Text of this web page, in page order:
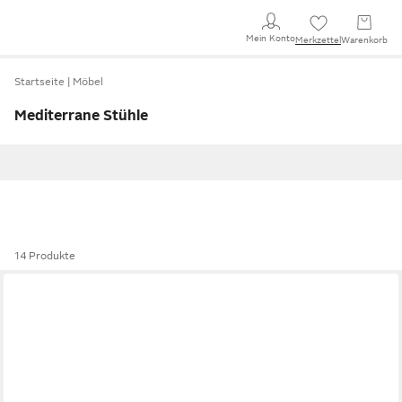
Mein KontoMerkzettel Warenkorb
Startseite Möbel
Mediterrane Stühle
14 Produkte